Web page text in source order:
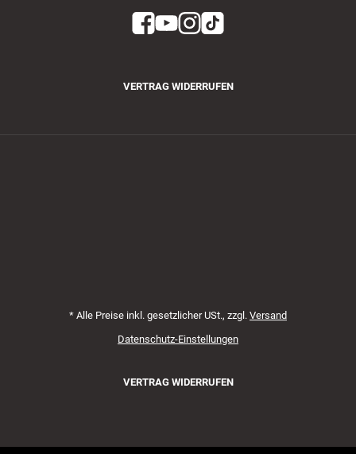
VERTRAG WIDERRUFEN
* Alle Preise inkl. gesetzlicher USt., zzgl. Versand
Datenschutz-Einstellungen
VERTRAG WIDERRUFEN